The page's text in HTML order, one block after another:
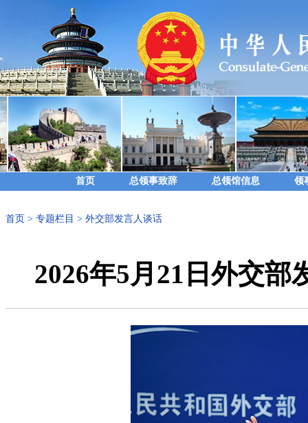
首页 总领事致辞 总领馆信息 领
首页 > 专题栏目 > 外交部发言人谈话
2026年5月21日外交